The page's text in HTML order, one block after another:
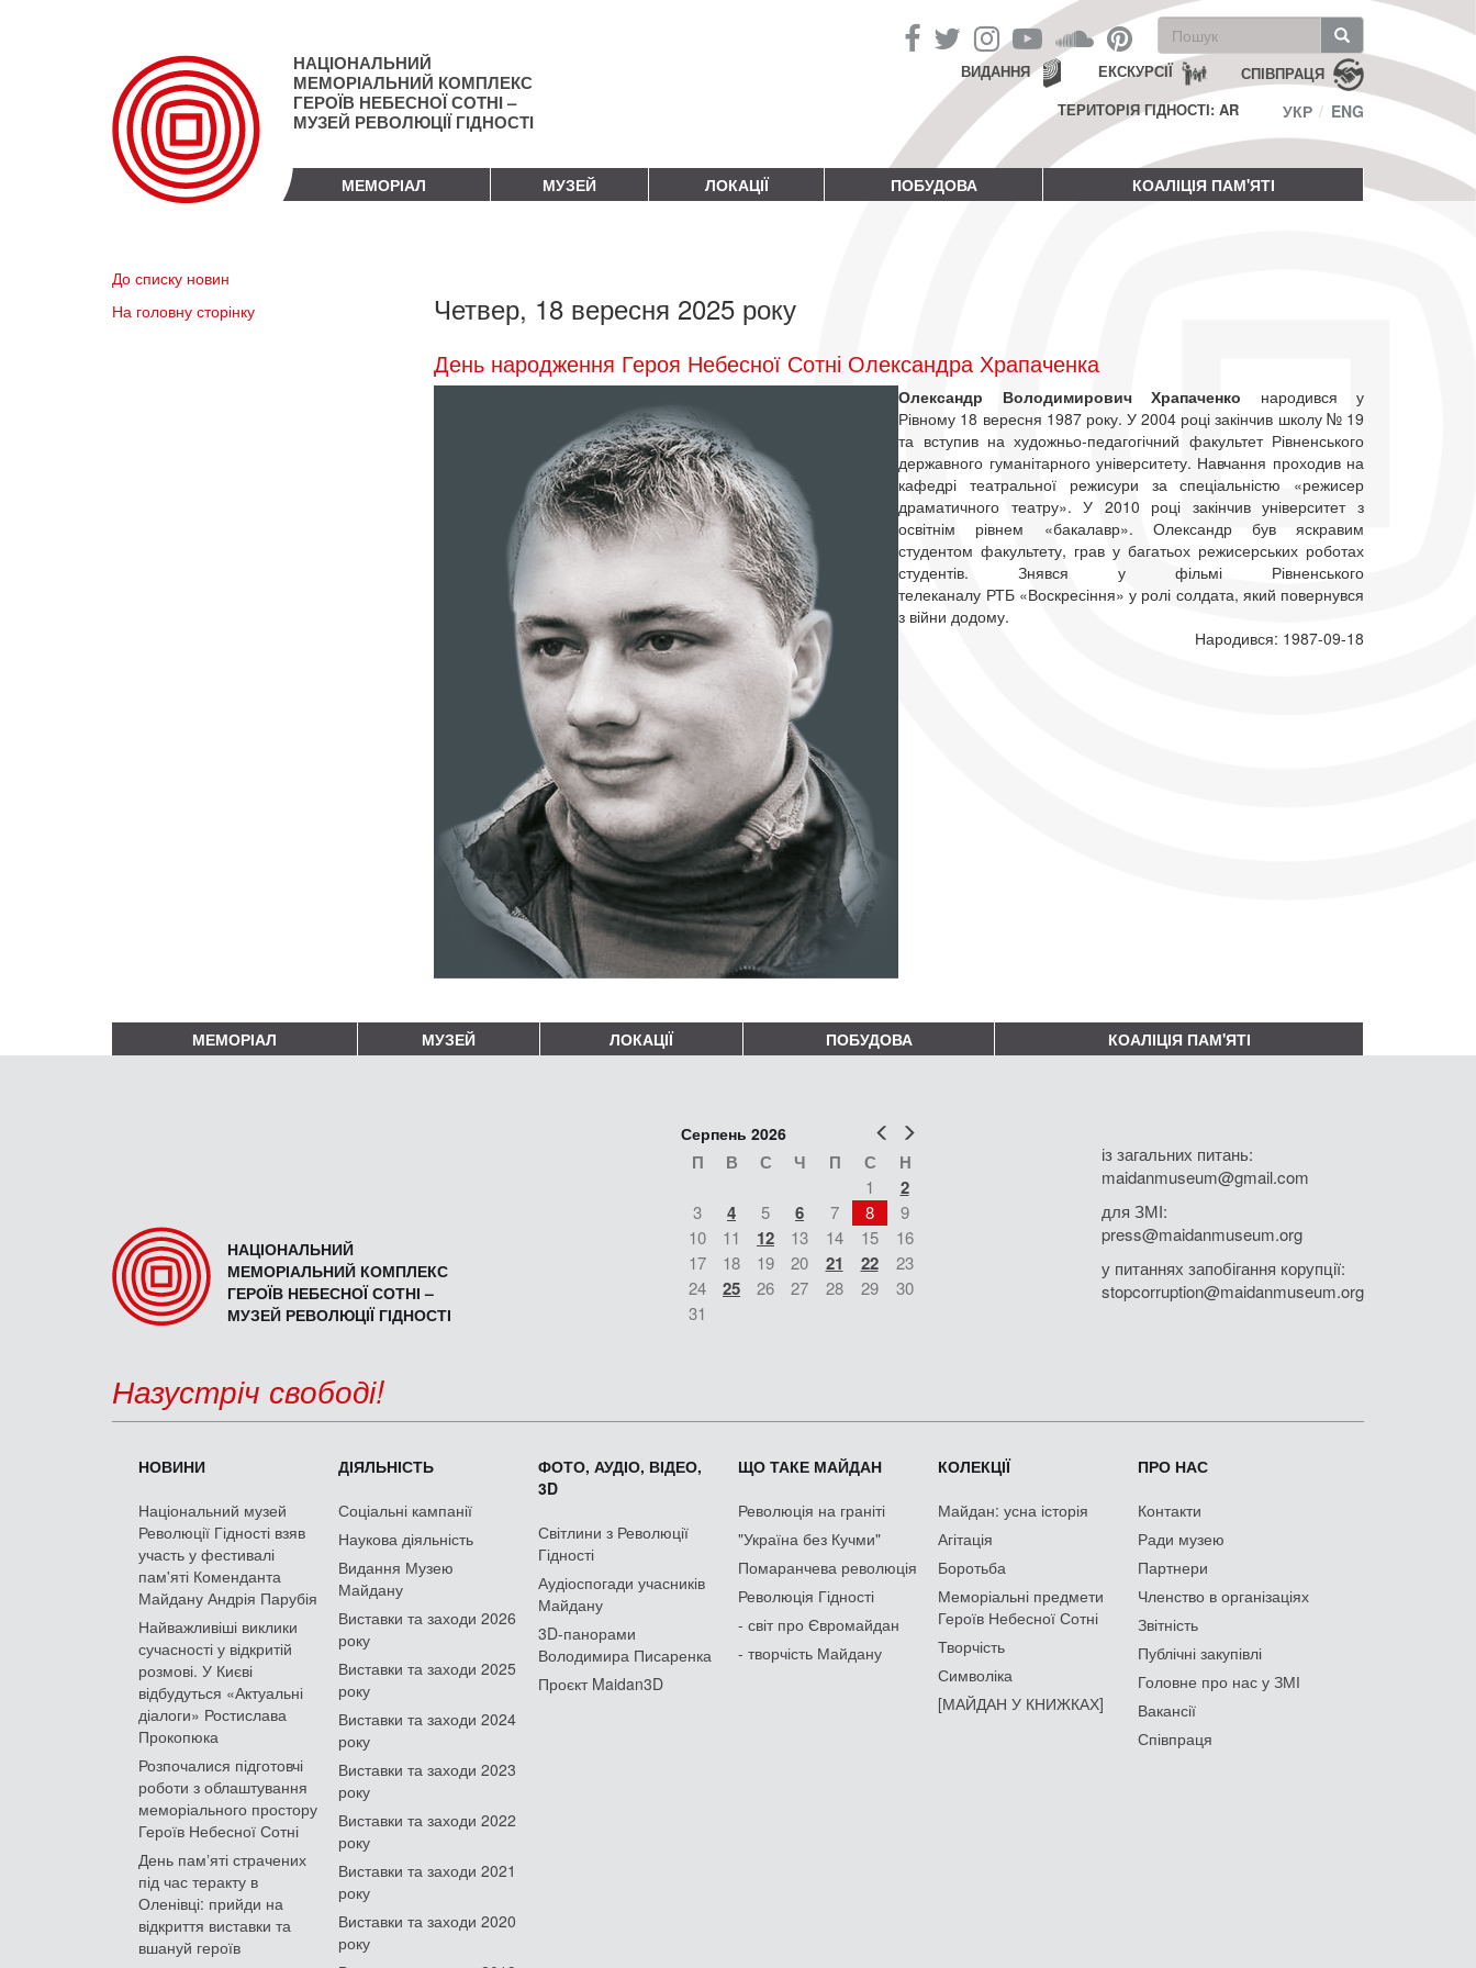
НАЦІОНАЛЬНИЙ
МЕМОРІАЛЬНИЙ КОМПЛЕКС
ГЕРОЇВ НЕБЕСНОЇ СОТНІ –
МУЗЕЙ РЕВОЛЮЦІЇ ГІДНОСТІ
Пошукова
форма
Пошук СПІВПРАЦЯ
ЕКСКУРСІЇ
ВИДАННЯ
ТЕРИТОРІЯ ГІДНОСТІ: AR
УКР ENG
МЕМОРІАЛ МУЗЕЙ ЛОКАЦІЇ ПОБУДОВА КОАЛІЦІЯ ПАМ'ЯТІ
До списку новин
На головну сторінку
Четвер, 18 вересня 2025 року
День народження Героя Небесної Сотні Олександра Храпаченка
Олександр Володимирович Храпаченко народився у
Рівному 18 вересня 1987 року. У 2004 році закінчив школу № 19
та вступив на художньо-педагогічний факультет Рівненського
державного гуманітарного університету. Навчання проходив на
кафедрі театральної режисури за спеціальністю «режисер
драматичного театру». У 2010 році закінчив університет з
освітнім рівнем «бакалавр». Олександр був яскравим
студентом факультету, грав у багатьох режисерських роботах
студентів. Знявся у фільмі Рівненського
телеканалу РТБ «Воскресіння» у ролі солдата, який повернувся
з війни додому.
Народився: 1987-09-18
МЕМОРІАЛ МУЗЕЙ ЛОКАЦІЇ ПОБУДОВА КОАЛІЦІЯ ПАМ'ЯТІ
НАЦІОНАЛЬНИЙ
МЕМОРІАЛЬНИЙ КОМПЛЕКС
ГЕРОЇВ НЕБЕСНОЇ СОТНІ –
МУЗЕЙ РЕВОЛЮЦІЇ ГІДНОСТІ
Попер
Серпень 2026
П В С Ч П С Н
1 2
3 4 5 6 7 8
9
10
11 12 13 14 15
16
17
18 19 20 21 22
23
24
25 26 27 28 29
30
31
із загальних питань:
maidanmuseum@gmail.com
для ЗМІ:
press@maidanmuseum.org
у питаннях запобігання корупції:
stopcorruption@maidanmuseum.org
Назустріч свободі!
НОВИНИ
Національний музей
Революції Гідності взяв
участь у фестивалі
пам'яті Коменданта
Майдану Андрія Парубія
Найважливіші виклики
сучасності у відкритій
розмові. У Києві
відбудуться «Актуальні
діалоги» Ростислава
Прокопюка
Розпочалися підготовчі
роботи з облаштування
меморіального простору
Героїв Небесної Сотні
День памʼяті страчених
під час теракту в
Оленівці: прийди на
відкриття виставки та
вшануй героїв
ДІЯЛЬНІСТЬ
Соціальні кампанії
Наукова діяльність
Видання Музею
Майдану
Виставки та заходи 2026
року
Виставки та заходи 2025
року
Виставки та заходи 2024
року
Виставки та заходи 2023
року
Виставки та заходи 2022
року
Виставки та заходи 2021
року
Виставки та заходи 2020
року
ФОТО, АУДІО, ВІДЕО,
3D
Світлини з Революції
Гідності
Аудіоспогади учасників
Майдану
3D-панорами
Володимира Писаренка
Проєкт Maidan3D
ЩО ТАКЕ МАЙДАН
Революція на граніті
"Україна без Кучми"
Помаранчева революція
Революція Гідності
- світ про Євромайдан
- творчість Майдану
КОЛЕКЦІЇ
Майдан: усна історія
Агітація
Боротьба
Меморіальні предмети
Героїв Небесної Сотні
Творчість
Символіка
[МАЙДАН У КНИЖКАХ]
ПРО НАС
Контакти
Ради музею
Партнери
Членство в організаціях
Звітність
Публічні закупівлі
Головне про нас у ЗМІ
Вакансії
Співпраця